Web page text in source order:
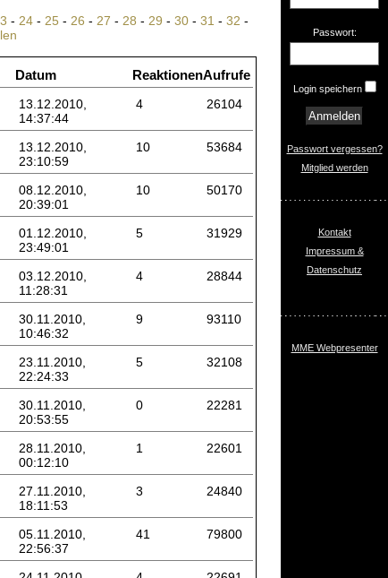
Passwort:
Login speichern
Passwort vergessen?
Mitglied werden
Kontakt
Impressum &
Datenschutz
MME Webpresenter
- 24 - 25 - 26 - 27 - 28 - 29 - 30 - 31 - 32 -
Datum ReaktionenAufrufe
13.12.2010,
14:37:44
4 26104
13.12.2010,
23:10:59
10 53684
08.12.2010,
20:39:01
10 50170
01.12.2010,
23:49:01
5 31929
03.12.2010,
11:28:31
4 28844
30.11.2010,
10:46:32
9 93110
23.11.2010,
22:24:33
5 32108
30.11.2010,
20:53:55
0 22281
28.11.2010,
00:12:10
1 22601
27.11.2010,
18:11:53
3 24840
05.11.2010,
22:56:37
41 79800